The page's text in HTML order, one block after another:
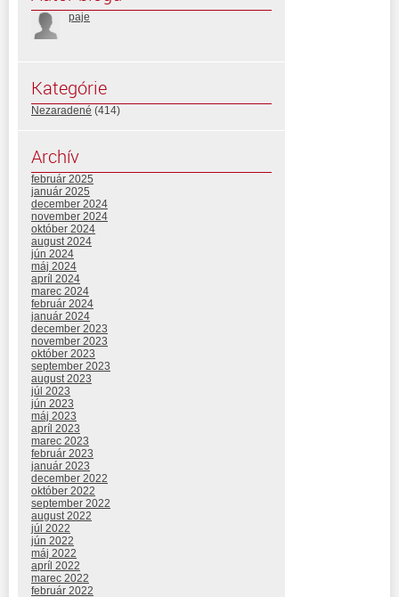
paje
Kategórie
Nezaradené (414)
Archív
február 2025
január 2025
december 2024
november 2024
október 2024
august 2024
jún 2024
máj 2024
apríl 2024
marec 2024
február 2024
január 2024
december 2023
november 2023
október 2023
september 2023
august 2023
júl 2023
jún 2023
máj 2023
apríl 2023
marec 2023
február 2023
január 2023
december 2022
október 2022
september 2022
august 2022
júl 2022
jún 2022
máj 2022
apríl 2022
marec 2022
február 2022